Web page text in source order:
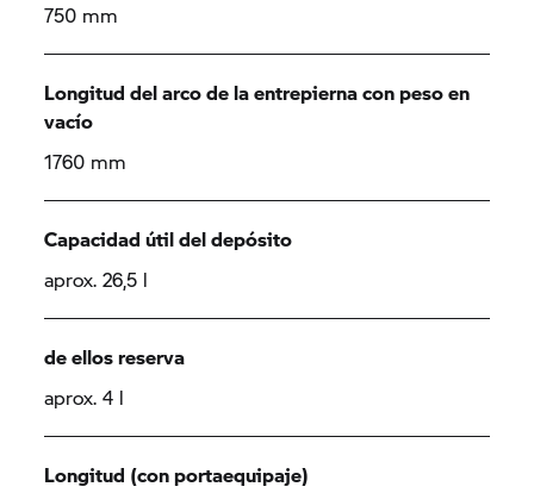
750 mm
Longitud del arco de la entrepierna con peso en
vacío
1760 mm
Capacidad útil del depósito
aprox. 26,5 l
de ellos reserva
aprox. 4 l
Longitud (con portaequipaje)